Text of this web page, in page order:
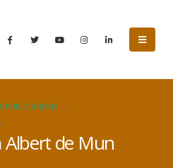
PUBLICATIONS
Albert de Mun